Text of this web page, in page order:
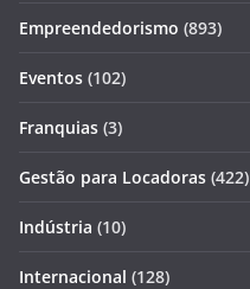
Empreendedorismo (893)
Eventos (102)
Franquias (3)
Gestão para Locadoras (422)
Indústria (10)
Internacional (128)